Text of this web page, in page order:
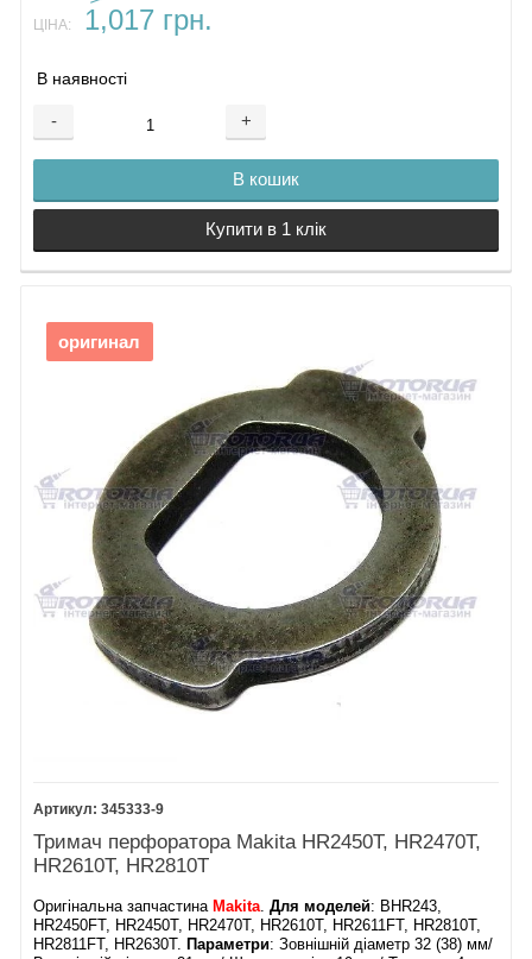
ЦІНА: 1,017 грн.
В наявності
- +
В кошик
Купити в 1 клік
оригинал
345333-9
Тримач перфоратора Makita HR2450T, HR2470T,
HR2610T, HR2810T
Оригінальна запчастина Makita .Для моделей: BHR243,
HR2450FT, HR2450T, HR2470T, HR2610T, HR2611FT, HR2810T,
HR2811FT, HR2630T.
Параметри: Зовнішній діаметр 32 (38) мм/